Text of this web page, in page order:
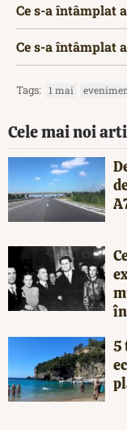
Ce s-a întâmplat
Ce s-a întâmplat
Tags: 1 mai
Cele mai noi
5